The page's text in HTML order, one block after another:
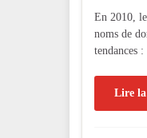
En 2010,
noms de
tendances :
Lire